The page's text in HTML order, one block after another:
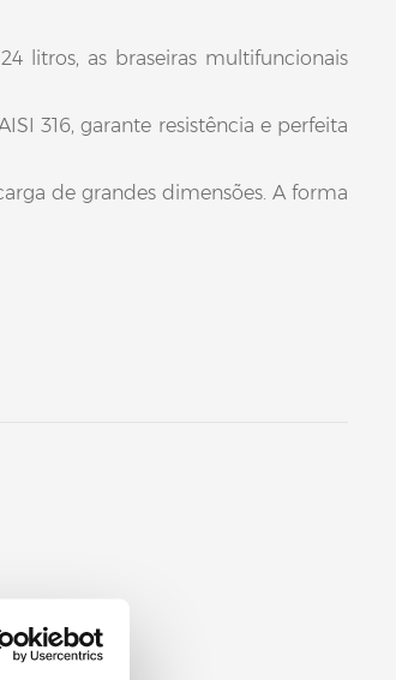
litros, as braseiras multifuncionais
316, garante resistência e perfeita
de grandes dimensões. A forma